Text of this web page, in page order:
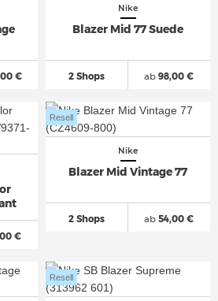
€
Nike
Blazer Mid 77 Suede
2 Shops ab 98,00 €
€
Nike
Blazer Mid Vintage 77
2 Shops
Resell
ab 54,00 €
Resell